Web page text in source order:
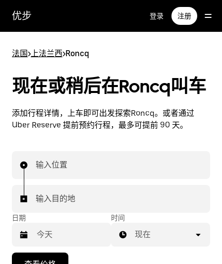
优步 登录 注册
法国>上法兰西>Roncq
现在或稍后在Roncq叫车
添加行程详情，上车即可出发探索Roncq。或者通过
Uber Reserve 提前预约行程，最多可提前 90 天。
输入位置
输入目的地
日期 时间
现在